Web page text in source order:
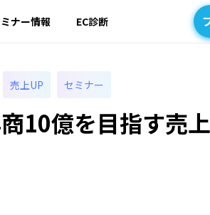
ナー情報 EC診断
売上UP セミナー
10億を目指す売